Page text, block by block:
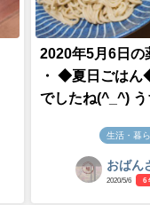
2020年5月6日の
・ ◆夏日ごはん
でしたね(^_^) う
生活・暮
おばん
2020/5/6 6